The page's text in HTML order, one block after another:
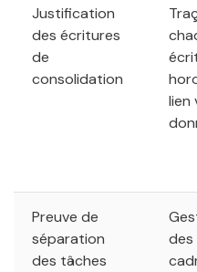
Justification
des écritures
de
consolidation
lien
Preuve de
séparation
des tâches
des